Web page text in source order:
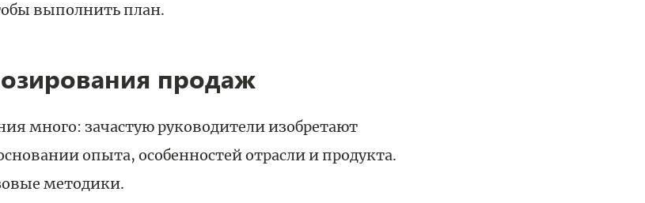
выполнить план.
продаж
много: зачастую руководители изобретают
опыта, особенностей отрасли и продукта.
методики.